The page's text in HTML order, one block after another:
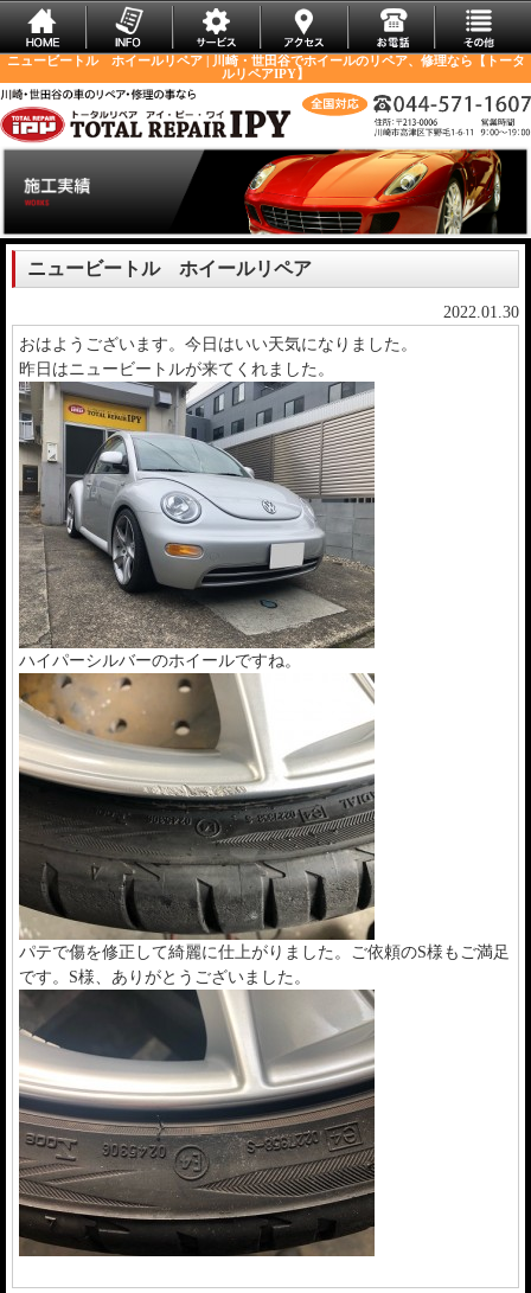
ニュービートル ホイールリペア | 川崎・世田谷でホイールのリペア、修理なら【トータ
ルリペアIPY】
ニュービートル ホイールリペア
2022.01.30
おはようございます。今日はいい天気になりました。
昨日はニュービートルが来てくれました。
ハイパーシルバーのホイールですね。
パテで傷を修正して綺麗に仕上がりました。ご依頼のS様もご満足
です。S様、ありがとうございました。